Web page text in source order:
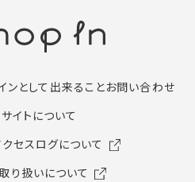
ンとして出来ることお問い合わせ
イトについて
セスログについて
り扱いについて